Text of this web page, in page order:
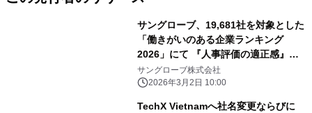
サングローブ、19,681社を対象とした
「働きがいのある企業ランキング
2026」にて 『人事評価の適正感』部
門・全国8位に選出
サングローブ株式会社
2026年3月2日 10:00
TechX Vietnamへ社名変更ならびに